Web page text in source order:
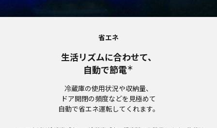
省エネ
生活リズムに合わせて、
自動で節電＊
冷蔵庫の使用状況や収納量、
ドア開閉の頻度などを見極めて
自動で省エネ運転してくれます。​